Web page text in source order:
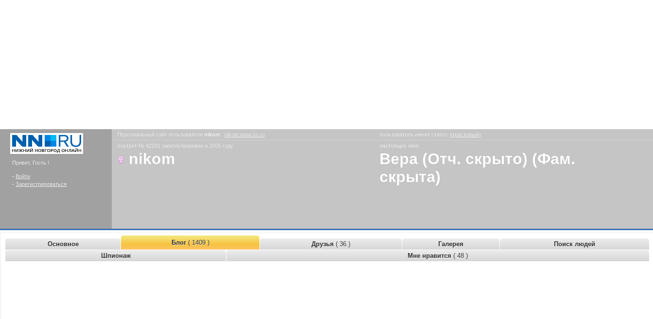
Привет, Гость !
- Войти
- Зарегистрироваться
Персональный сайт пользователя nikom : nikom.www.nn.ru пользователь имеет статус «трастовый»
портрет № 42291 зарегистрирован в 2006 году
nikom
настоящее имя:
Вера (Отч. скрыто) (Фам.
скрыта)
Основное Блог( 1409 ) Друзья ( 36 ) Галерея
Поиск людей
Шпионаж
Мне нравится ( 48 )